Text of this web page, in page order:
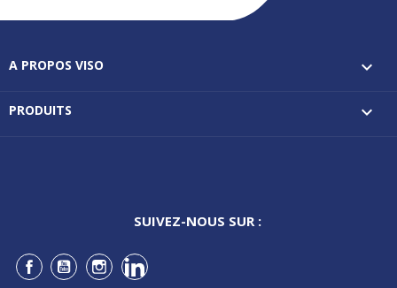
A PROPOS VISO 
PRODUITS 
SUIVEZ-NOUS SUR :
Facebook
YouTubeInstagramLinkedIn